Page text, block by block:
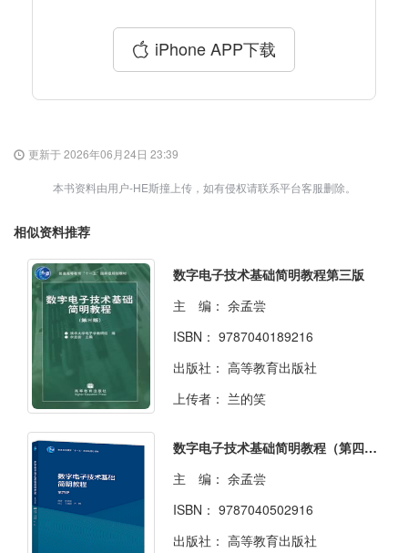
iPhone APP下载
更新于 2026年06月24日 23:39
本书资料由用户-HE斯撞上传，如有侵权请联系平台客服删除。
相似资料推荐
数字电子技术基础简明教程第三版
主 编： 余孟尝
ISBN： 9787040189216
出版社： 高等教育出版社
上传者： 兰的笑
数字电子技术基础简明教程（第四版）
主 编： 余孟尝
ISBN： 9787040502916
出版社： 高等教育出版社